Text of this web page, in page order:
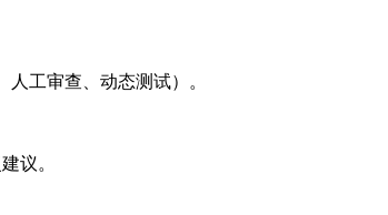
工审查、动态测试）。
议。